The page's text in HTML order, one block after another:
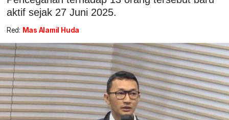
aktif sejak 27 Juni 2025.
Red: Mas Alamil Huda